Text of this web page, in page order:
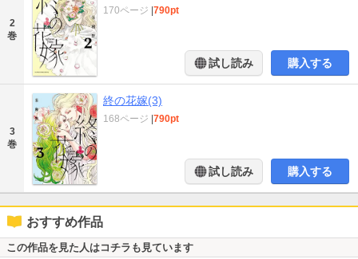
2
巻
170ページ 790pt
試し読み 購入する
3
巻
終の花嫁(3)
168ページ 790pt
試し読み 購入する
おすすめ作品
この作品を見た人はコチラも見ています